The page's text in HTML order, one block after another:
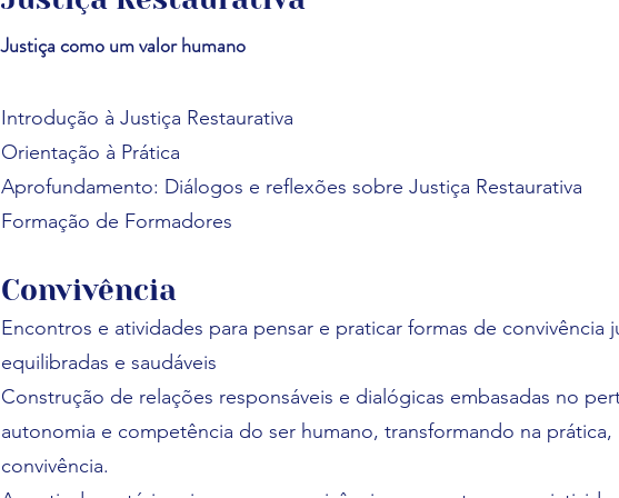
Justiça como um valor humano
Introdução à Justiça Restaurativa
Orientação à Prática
Aprofundamento: Diálogos e reflexões sobre Justiça Restaurativa
Formação de Formadores
Convivência
Encontros e atividades para pensar e praticar formas de convivência
equilibradas e saudáveis​
Construção de relações responsáveis e dialógicas embasadas no
autonomia e competência do ser humano, transformando na prática,
convivência.​